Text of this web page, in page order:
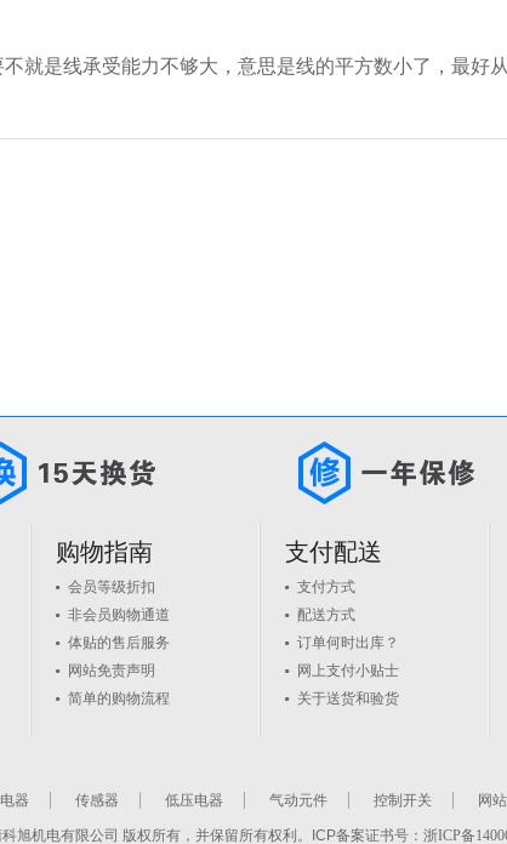
就是线承受能力不够大，意思是线的平方数小了，最好
购物指南
会员等级折扣
非会员购物通道
体贴的售后服务
网站免责声明
简单的购物流程
支付配送
支付方式
配送方式
订单何时出库？
网上支付小贴士
关于送货和验货
器 传感器 低压电器 气动元件 控制开关 网
旭机电有限公司 版权所有，并保留所有权利。ICP备案证书号： 浙ICP备